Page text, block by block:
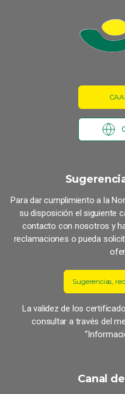
Para dar cumplimiento a la
su disposición el siguiente
contacto con nosotros y
reclamaciones o pueda
Sugerencias,
La validez de los
consultar a través del
Canal